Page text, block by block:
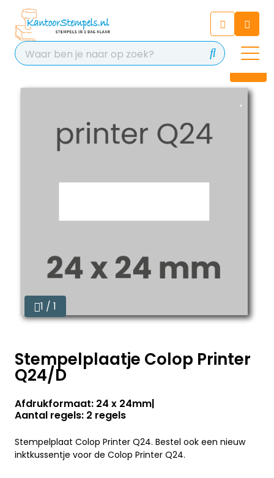
Chat 24/7 met onze chatbot
voor hulp
Contact
1 / 1
Stempelplaatje Colop Printer
Q24/D
Afdrukformaat: 24 x 24mm
Aantal regels: 2 regels
Stempelplaat Colop Printer Q24. Bestel ook een nieuw
inktkussentje voor de Colop Printer Q24.